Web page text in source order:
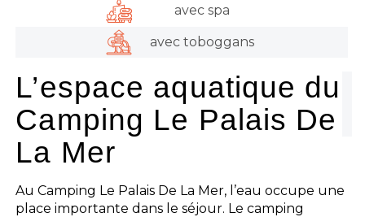
avec spa
avec toboggans
L’espace aquatique du
Camping Le Palais De
La Mer
Au Camping Le Palais De La Mer, l’eau occupe une
place importante dans le séjour. Le camping